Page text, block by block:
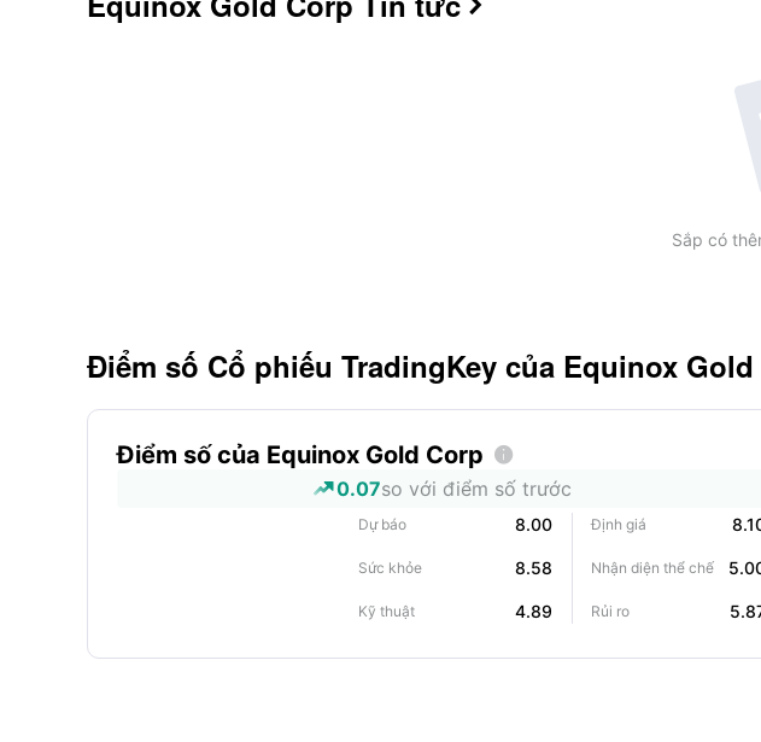

Sắp có
Điểm số Cổ phiếu TradingKey của Equinox
Điểm số của Equinox Gold Corp 
0.07so với điểm số trước
Dự báo 8.00
Sức khỏe 8.58
Kỹ thuật 4.89
Định giá
Nhận diện thể chế
Rủi ro